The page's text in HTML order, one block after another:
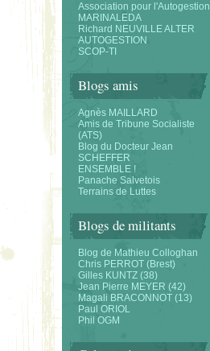
Association pour l'Autogestion
MARINALEDA
Richard NEUVILLE ALTER
AUTOGESTION
SCOP-TI
Blogs amis
Agnès MAILLARD
Amis de Tribune Socialiste
(ATS)
Blog du Docteur Jean
SCHEFFER
ENSEMBLE !
Panache Salvetois
Terrains de Luttes
Blogs de militants
Blog de Mathieu Colloghan
Chris PERROT (Brest)
Gilles KUNTZ (38)
Jean Pierre MEYER (42)
Magali BRACONNOT (13)
Paul ORIOL
Phil OGM